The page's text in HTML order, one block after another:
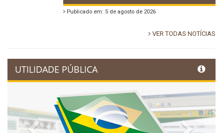
Publicado em: 5 de agosto de 2026
VER TODAS NOTÍCIAS
UTILIDADE PÚBLICA
Previous Next